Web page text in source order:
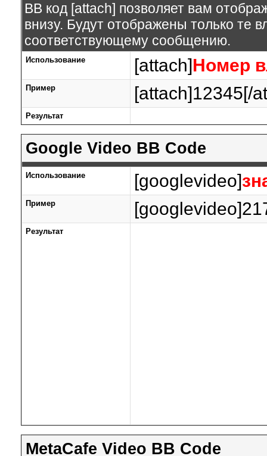
BB код [attach] позволяет вам
внизу. Будут отображены только те
соответствующему сообщению.
Использование [attach]Номер
Пример [attach]12345[/
Результат
Google Video BB Code
Использование [googlevideo]
Пример
Результат
MetaCafe Video BB Code